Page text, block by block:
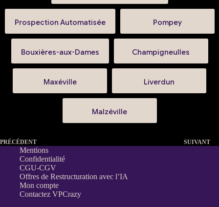
Prospection Automatisée Pompey
Bouxières-aux-Dames Champigneulles
Maxéville Liverdun
Malzéville
PRÉCÉDENT SUIVANT
Mentions
Confidentialité
CGU-CGV
Offres de Restructuration avec l’IA
Mon compte
Contactez VPCrazy